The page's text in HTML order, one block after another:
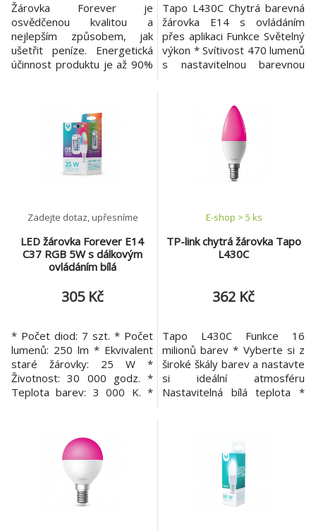
Žárovka Forever je
osvědčenou kvalitou a
nejlepším způsobem, jak
ušetřit peníze. Energetická
účinnost produktu je až 90%
zapomentout na opakované
vyměňování žárovky. Díky
nejnovějším technologickým
řešením si můžeme užívat
stabilního a příjemného
Tapo L430C Chytrá barevná
žárovka E14 s ovládáním
přes aplikaci Funkce Světelný
výkon * Svítivost 470 lumenů
s nastavitelnou barevnou
změna a stmívání možné
pouze přes aplikaci a cloud.
Široký světelný kužel *
Světelný úhel 260° pro
rovnoměrné osvětlení
místnosti. Dlouh
LED žárovka Forever E14
C37 RGB 5W s dálkovým
ovládáním bílá
Zadejte dotaz, upřesníme
305 Kč
* Počet diod: 7 szt. * Počet
lumenů: 250 lm * Ekvivalent
staré žárovky: 25 W *
Životnost: 30 000 godz. *
Teplota barev: 3 000 K. *
45 ° C * Průměr: 37 mm *
Typ diod: 5050 a 2835 *
Zahřívací doba: 15 000 *
Pracovní napětí: 230V 50 Hz
* Stmívač: ne * LLMF:> 70% *
TP-link chytrá žárovka Tapo
L430C
E-shop > 5 ks
362 Kč
Tapo L430C Funkce 16
milionů barev * Vyberte si z
široké škály barev a nastavte
si ideální atmosféru
Nastavitelná bílá teplota *
menší než 6 lumenů – ideální
pro noční osvětlení u postele
Efektní světelné efekty *
Vychutnejte si animované sv